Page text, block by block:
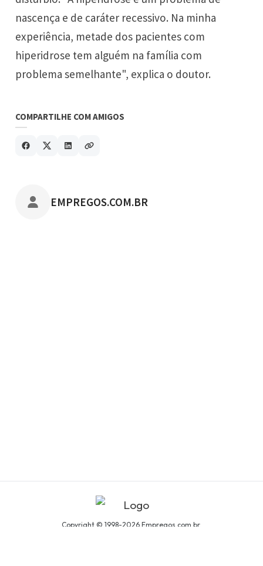
nascença e de caráter recessivo. Na minha
experiência, metade dos pacientes com
hiperidrose tem alguém na família com
problema semelhante", explica o doutor.
COMPARTILHE COM AMIGOS
POSTADO POR
EMPREGOS.COM.BR
Copyright © 1998-2026 Empregos.com.br.